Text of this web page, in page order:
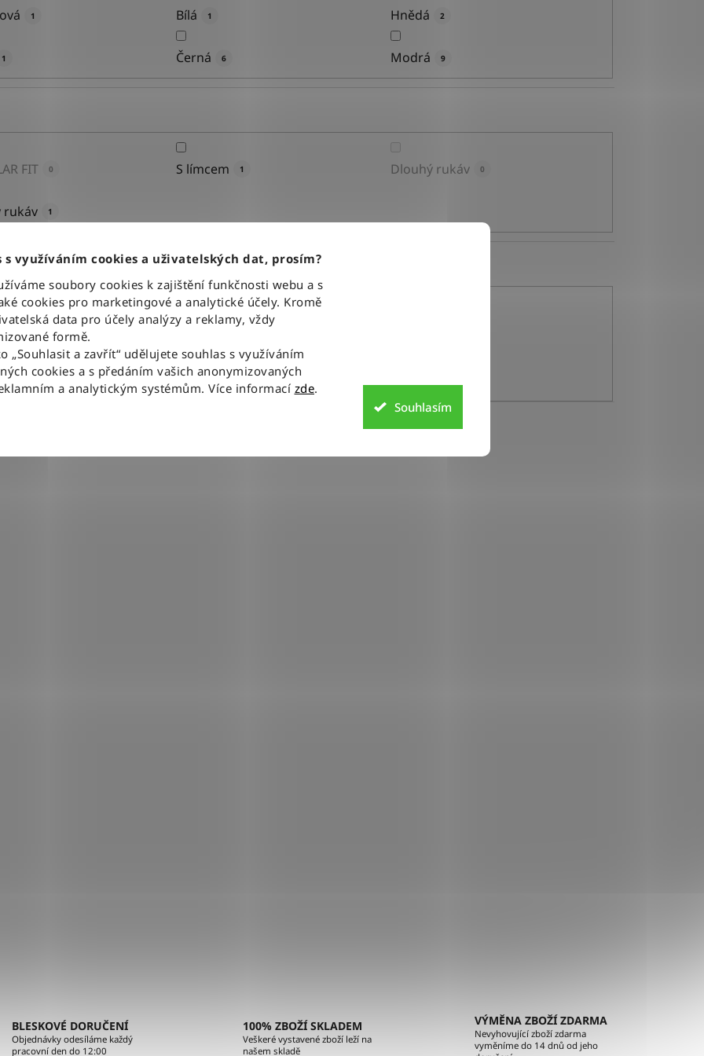
s využíváním cookies a uživatelských dat, prosím?
soubory cookies k zajištění funkčnosti webu a s
cookies pro marketingové a analytické účely. Kromě
data pro účely analýzy a reklamy, vždy
formě.
„Souhlasit a zavřít“ udělujete souhlas s využíváním
cookies a s předáním vašich anonymizovaných
a analytickým systémům. Více informací zde.
Souhlasím
1 Bílá 1 Hnědá 2
1 Černá 6 Modrá 9
FIT 0 S límcem 1 Dlouhý rukáv 0
rukáv 1
M 1 L 0
3XL 0
BLESKOVÉ DORUČENÍ
Objednávky odesíláme každý
pracovní den do 12:00
100% ZBOŽÍ SKLADEM
Veškeré vystavené zboží leží na
našem skladě
VÝMĚNA ZBOŽÍ ZDARMA
Nevyhovující zboží zdarma
vyměníme do 14 dnů od jeho